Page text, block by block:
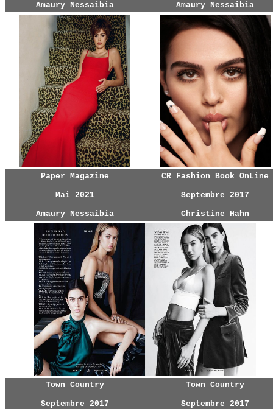
Amaury Nessaibia Amaury Nessaibia
Paper Magazine
Mai 2021
Amaury Nessaibia
CR Fashion Book OnLine
Septembre 2017
Christine Hahn
Town Country
Septembre 2017
Town Country
Septembre 2017